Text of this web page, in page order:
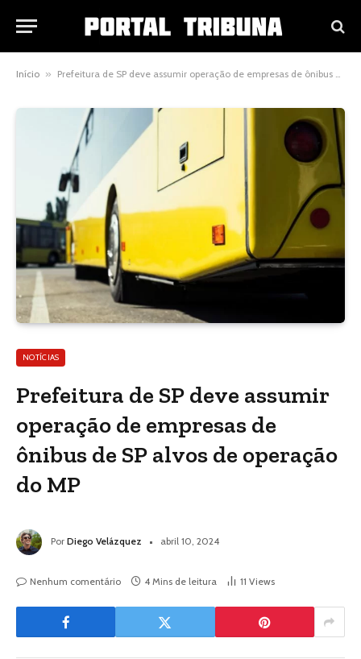
Início » Prefeitura de SP deve assumir operação de empresas de ônibus de SP alvos de operação do MP
NOTÍCIAS
Prefeitura de SP deve assumir
operação de empresas de
ônibus de SP alvos de operação
do MP
Por Diego Velázquez abril 10, 2024
Nenhum comentário 4 Mins de leitura 11 Views